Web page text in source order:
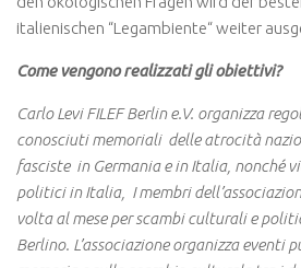
italienischen “Legambiente“ weiter
Come vengono realizzati gli obiettivi?
Carlo Levi FILEF Berlin e.V. organizza
conosciuti memoriali delle atrocità
fasciste in Germania e in Italia, nonché
politici in Italia, I membri
volta al mese per scambi culturali e
Berlino. L’associazione organizza eventi